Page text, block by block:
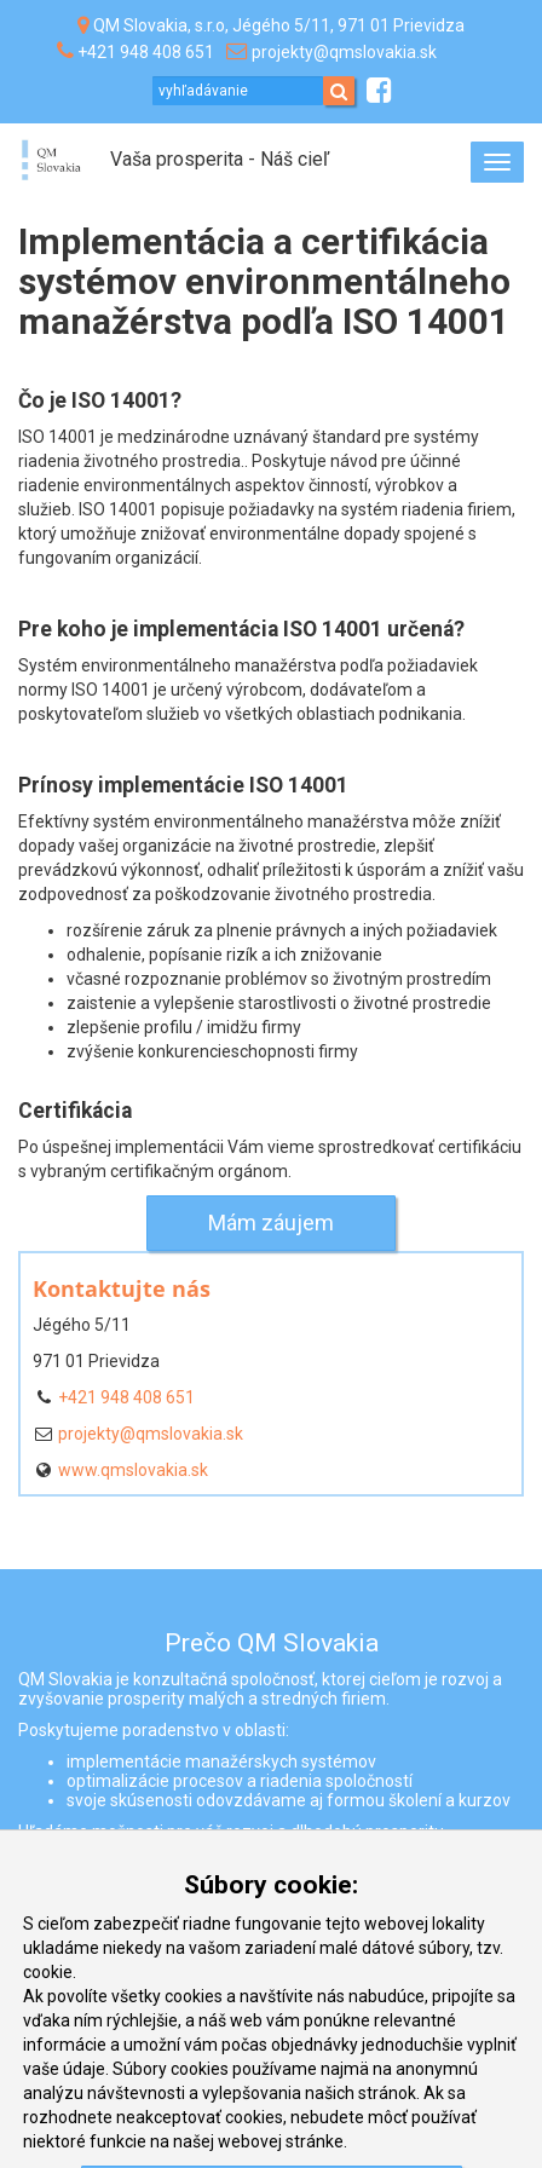
QM Slovakia, s.r.o, Jégého 5/11, 971 01 Prievidza
+421 948 408 651
projekty@qmslovakia.sk
Vaša prosperita - Náš cieľ
Implementácia a certifikácia
systémov environmentálneho
manažérstva podľa ISO 14001
Čo je ISO 14001?
ISO 14001 je medzinárodne uznávaný štandard pre systémy
riadenia životného prostredia.. Poskytuje návod pre účinné
riadenie environmentálnych aspektov činností, výrobkov a
služieb. ISO 14001 popisuje požiadavky na systém riadenia firiem,
ktorý umožňuje znižovať environmentálne dopady spojené s
fungovaním organizácií.
Pre koho je implementácia ISO 14001 určená?
Systém environmentálneho manažérstva podľa požiadaviek
normy ISO 14001 je určený výrobcom, dodávateľom a
poskytovateľom služieb vo všetkých oblastiach podnikania.
Prínosy implementácie ISO 14001
Efektívny systém environmentálneho manažérstva môže znížiť
dopady vašej organizácie na životné prostredie, zlepšiť
prevádzkovú výkonnosť, odhaliť príležitosti k úsporám a znížiť vašu
zodpovednosť za poškodzovanie životného prostredia.
rozšírenie záruk za plnenie právnych a iných požiadaviek
odhalenie, popísanie rizík a ich znižovanie
včasné rozpoznanie problémov so životným prostredím
zaistenie a vylepšenie starostlivosti o životné prostredie
zlepšenie profilu / imidžu firmy
zvýšenie konkurencieschopnosti firmy
Certifikácia
Po úspešnej implementácii Vám vieme sprostredkovať certifikáciu
s vybraným certifikačným orgánom.
Mám záujem
Kontaktujte nás
Jégého 5/11
971 01 Prievidza
+421 948 408 651
projekty@qmslovakia.sk
www.qmslovakia.sk
Súbory cookie:
S cieľom zabezpečiť riadne fungovanie tejto webovej lokality
ukladáme niekedy na vašom zariadení malé dátové súbory, tzv.
cookie.
Ak povolíte všetky cookies a navštívite nás nabudúce, pripojíte sa
vďaka ním rýchlejšie, a náš web vám ponúkne relevantné
informácie a umožní vám počas objednávky jednoduchšie vyplniť
vaše údaje. Súbory cookies používame najmä na anonymnú
analýzu návštevnosti a vylepšovania našich stránok. Ak sa
rozhodnete neakceptovať cookies, nebudete môcť používať
niektoré funkcie na našej webovej stránke.
Prečo QM Slovakia
QM Slovakia je konzultačná spoločnosť, ktorej cieľom je rozvoj a
zvyšovanie prosperity malých a stredných firiem.
Poskytujeme poradenstvo v oblasti:
implementácie manažérskych systémov
optimalizácie procesov a riadenia spoločností
svoje skúsenosti odovzdávame aj formou školení a kurzov
Hľadáme možnosti pre váš rozvoj a dlhodobú prosperitu
Partneri
Kontakt
QM Slovakia, s.r.o
Jégého 5/11